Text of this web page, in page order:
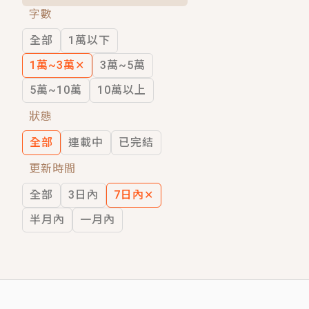
穿越｜《穿越遠古後成了野人娘子》你
字數
全部
1萬以下
1萬~3萬 ✕
3萬~5萬
5萬~10萬
10萬以上
狀態
全部
連載中
已完結
更新時間
全部
3日內 7日內 ✕
半月內
一月內